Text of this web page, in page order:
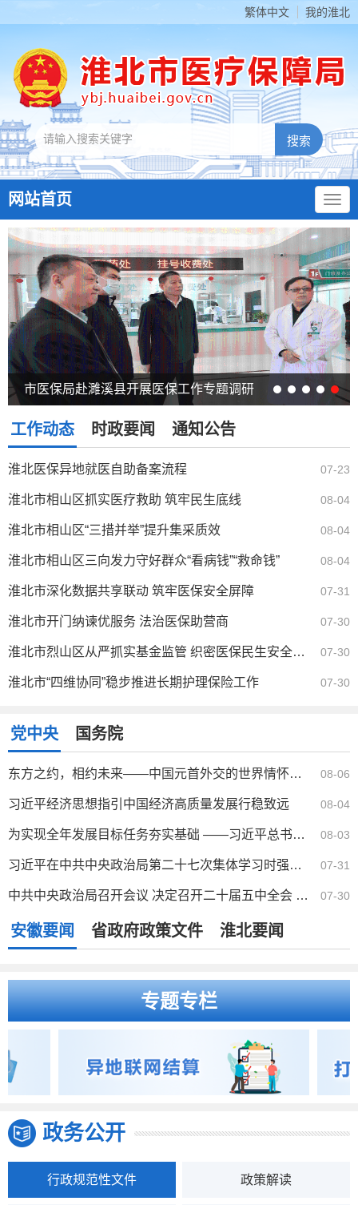
繁体中文 我的淮北
网站首页
市医保局赴濉溪县开展医保工作专题调研
工作动态 时政要闻 通知公告
淮北医保异地就医自助备案流程 07-23
淮北市相山区抓实医疗救助 筑牢民生底线 08-04
淮北市相山区“三措并举”提升集采质效 08-04
淮北市相山区三向发力守好群众“看病钱”“救命钱” 08-04
淮北市深化数据共享联动 筑牢医保安全屏障 07-31
淮北市开门纳谏优服务 法治医保助营商 07-30
淮北市烈山区从严抓实基金监管 织密医保民生安全防线 07-30
淮北市“四维协同”稳步推进长期护理保险工作 07-30
党中央 国务院
东方之约，相约未来——中国元首外交的世界情怀与大国气派 08-06
习近平经济思想指引中国经济高质量发展行稳致远 08-04
为实现全年发展目标任务夯实基础 ——习近平总书记引领“十五五”开局之年中国经济破浪前行 08-03
习近平在中共中央政治局第二十七次集体学习时强调 强化政治引领 深化创新发展 高质量推进国防和军队现代化 07-31
中共中央政治局召开会议 决定召开二十届五中全会 分析研究当前经济形势和经济工作 中共中央总书记习近平... 07-30
安徽要闻 省政府政策文件 淮北要闻
专题专栏
政务公开
行政规范性文件 政策解读